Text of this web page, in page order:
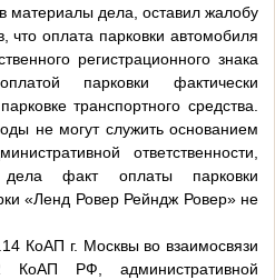
материалы дела, оставил жалобу
что оплата парковки автомобиля
регистрационного знака
парковки фактически
транспортного средства.
не могут служить основанием
ответственности,
дела факт оплаты парковки
«Ленд Ровер Рейндж Ровер» не
КоАП г. Москвы во взаимосвязи
РФ, административной